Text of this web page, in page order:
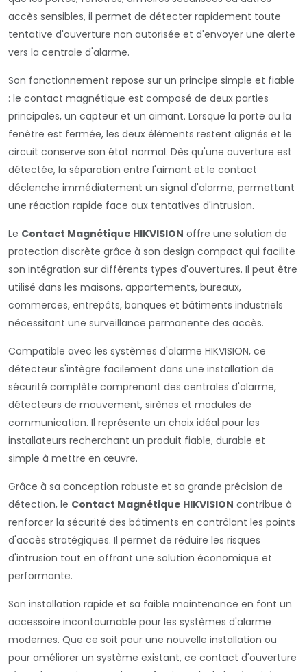
accès sensibles, il permet de détecter rapidement toute
tentative d'ouverture non autorisée et d'envoyer une alerte
vers la centrale d'alarme.
Son fonctionnement repose sur un principe simple et fiable
: le contact magnétique est composé de deux parties
principales, un capteur et un aimant. Lorsque la porte ou la
fenêtre est fermée, les deux éléments restent alignés et le
circuit conserve son état normal. Dès qu'une ouverture est
détectée, la séparation entre l'aimant et le contact
déclenche immédiatement un signal d'alarme, permettant
une réaction rapide face aux tentatives d'intrusion.
Le Contact Magnétique HIKVISION offre une solution de
protection discrète grâce à son design compact qui facilite
son intégration sur différents types d'ouvertures. Il peut être
utilisé dans les maisons, appartements, bureaux,
commerces, entrepôts, banques et bâtiments industriels
nécessitant une surveillance permanente des accès.
Compatible avec les systèmes d'alarme HIKVISION, ce
détecteur s'intègre facilement dans une installation de
sécurité complète comprenant des centrales d'alarme,
détecteurs de mouvement, sirènes et modules de
communication. Il représente un choix idéal pour les
installateurs recherchant un produit fiable, durable et
simple à mettre en œuvre.
Grâce à sa conception robuste et sa grande précision de
détection, le Contact Magnétique HIKVISION contribue à
renforcer la sécurité des bâtiments en contrôlant les points
d'accès stratégiques. Il permet de réduire les risques
d'intrusion tout en offrant une solution économique et
performante.
Son installation rapide et sa faible maintenance en font un
accessoire incontournable pour les systèmes d'alarme
modernes. Que ce soit pour une nouvelle installation ou
pour améliorer un système existant, ce contact d'ouverture